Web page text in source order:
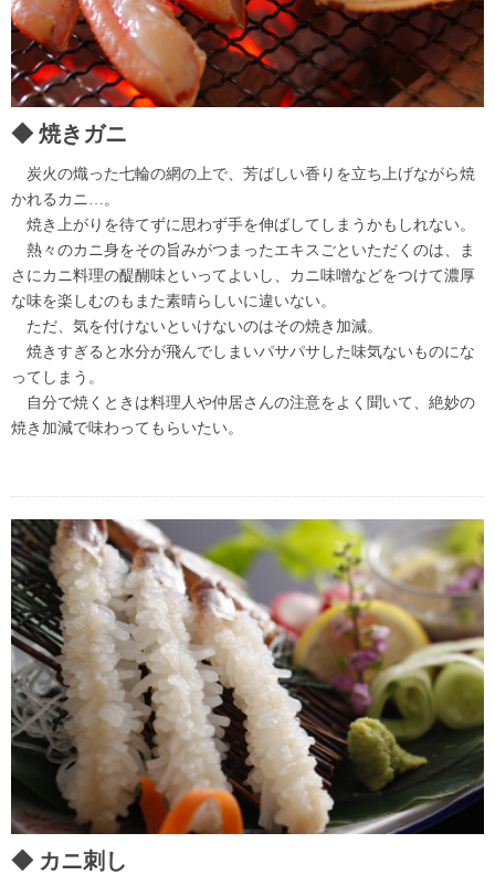
焼きガニ
炭火の熾った七輪の網の上で、芳ばしい香りを立ち上げながら焼
かれるカニ…。
焼き上がりを待てずに思わず手を伸ばしてしまうかもしれない。
熱々のカニ身をその旨みがつまったエキスごといただくのは、ま
さにカニ料理の醍醐味といってよいし、カニ味噌などをつけて濃厚
な味を楽しむのもまた素晴らしいに違いない。
ただ、気を付けないといけないのはその焼き加減。
焼きすぎると水分が飛んでしまいパサパサした味気ないものにな
ってしまう。
自分で焼くときは料理人や仲居さんの注意をよく聞いて、絶妙の
焼き加減で味わってもらいたい。
カニ刺し